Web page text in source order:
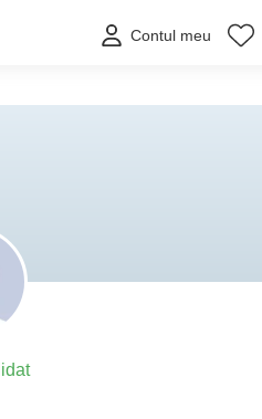
Contul meu